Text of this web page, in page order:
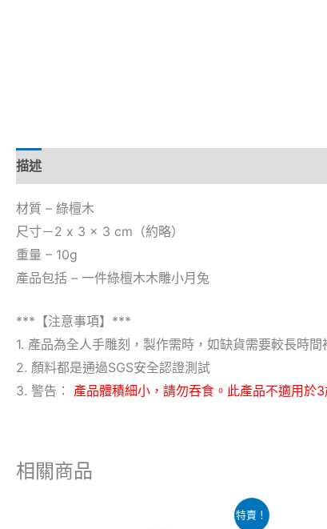
描述
材質 – 綠檀木
尺寸－2 x 3 x 3 cm（約略）
重量 – 10g
產品包括 – 一件綠檀木木雕小月兔
***【注意事項】***
1. 產品為全人手雕刻，製作需時，如缺貨需要較長時
2. 顏料都是通過SGS安全認證測試
3. 警告：
產品體積細小，請勿吞食。此產品不適用於
相關商品
特賣！